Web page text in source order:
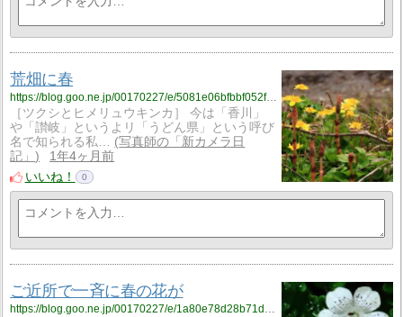
荒畑に春
https://blog.goo.ne.jp/00170227/e/5081e06bfbbf052f53567d49359d140b?fm=rss
［ツクシとヒメリュウキンカ］ 今は「香川」
や「讃岐」というよリ「うどん県」という呼び
名で知られる私…
写真師の「新カメラ日
記」
1年4ヶ月前
いいね！
0
ご近所で一斉に春の花が
https://blog.goo.ne.jp/00170227/e/1a80e78d28b71d204a22738b69dbd789?fm=rss